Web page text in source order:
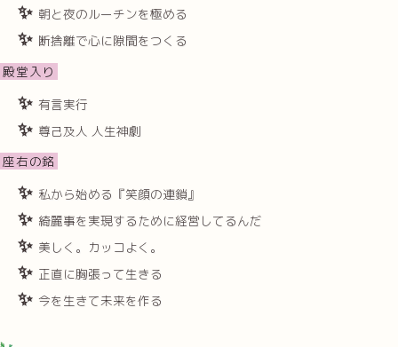
朝と夜のルーチンを極める
断捨離で心に隙間をつくる
殿堂入り
有言実行
尊己及人 人生神劇
座右の銘
私から始める『笑顔の連鎖』
綺麗事を実現するために経営してるんだ
美しく。カッコよく。
正直に胸張って生きる
今を生きて未来を作る